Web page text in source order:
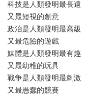
科技是人類發明最長遠
又最短視的創意
政治是人類發明最高級
又最危險的遊戲
媒體是人類發明最有趣
又最幼稚的玩具
戰争是人類發明最刺激
又最愚蠢的競賽